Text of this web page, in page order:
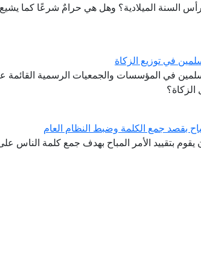
رأس السنة الميلادية؟ وهل هي حرامٌ شرعًا كما
في توزيع الزكاة
في المؤسسات والجمعيات الرسمية القائمة
بقصد جمع الكلمة وضبط النظام العام
يقوم بتقييد الأمر المباح بهدف جمع كلمة